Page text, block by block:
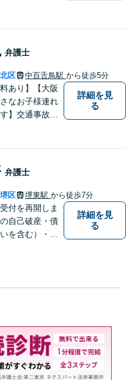
ィーに進め、
て最適なご提
努めます。
弁護士
区 中百舌鳥駅 から徒歩5分
あり】【大阪
なお子様連れ
】交通事故、
詳細を見
る
弁護士
区 堺東駅 から徒歩7分
付を再開しま
自己破産・債
を含む）・法
に時間制限は
・法テラス利
い】
詳細を見
る